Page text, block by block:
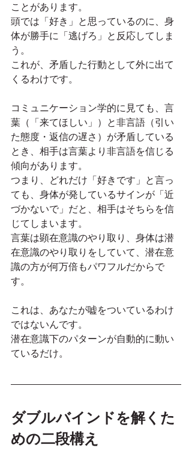
ことがあります。
頭では「好き」と思っているのに、身
体が勝手に「逃げろ」と反応してしま
う。
これが、矛盾した行動として外に出て
くるわけです。
コミュニケーション学的に見ても、言
葉（「来てほしい」）と非言語（引い
た態度・返信の遅さ）が矛盾している
とき、相手は言葉より非言語を信じる
傾向があります。
つまり、どれだけ「好きです」と言っ
ても、身体が発しているサインが「近
づかないで」だと、相手はそちらを信
じてしまいます。
言葉は顕在意識のやり取り、身体は潜
在意識のやり取りをしていて、潜在意
識の方が何万倍もパワフルだからで
す。
これは、あなたが嘘をついているわけ
ではないんです。
潜在意識下のパターンが自動的に動い
ているだけ。
ダブルバインドを解くた
めの二段構え